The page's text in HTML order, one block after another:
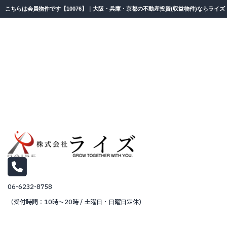
こちらは会員物件です【10076】｜大阪・兵庫・京都の不動産投資(収益物件)ならライズ
06-6232-8758
（受付時間：10時～20時 / 土曜日・日曜日定休）